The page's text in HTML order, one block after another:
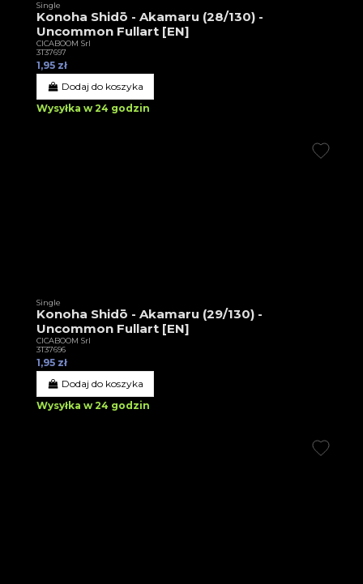
Single
Konoha Shidō - Akamaru (28/130) -
Uncommon Fullart [EN]
CICABOOM Srl
3T37697
1,95 zł
Dodaj do koszyka
Wysyłka w 24 godzin
Single
Konoha Shidō - Akamaru (29/130) -
Uncommon Fullart [EN]
CICABOOM Srl
3T37696
1,95 zł
Dodaj do koszyka
Wysyłka w 24 godzin